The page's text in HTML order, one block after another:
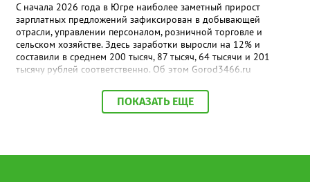
С начала 2026 года в Югре наиболее заметный прирост
зарплатных предложений зафиксирован в добывающей
отрасли, управлении персоналом, розничной торговле и
сельском хозяйстве. Здесь заработки выросли на 12% и
составили в среднем 200 тысяч, 87 тысяч, 64 тысячи и 201
тысячу рублей соответственно. Об этом Gorod3466.ru
также туризм, гостиничный и ресторанный бизнес (+11%, до
68,4 тыс. рублей), производство и сервисное обслуживание
Отдельный тренд — рост оплаты на подработке: за год
ПОКАЗАТЬ ЕЩЕ